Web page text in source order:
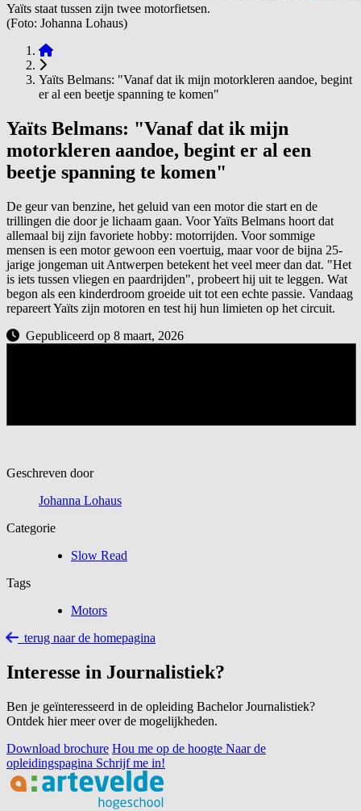
Yaïts staat tussen zijn twee motorfietsen.
(Foto: Johanna Lohaus)
Yaïts Belmans: "Vanaf dat ik mijn motorkleren aandoe, begint
er al een beetje spanning te komen"
Yaïts Belmans: "Vanaf dat ik mijn
motorkleren aandoe, begint er al een
beetje spanning te komen"
De geur van benzine, het geluid van een motor die start en de
trillingen die door je lichaam gaan. Voor Yaïts Belmans hoort dat
allemaal bij zijn favoriete hobby: motorrijden. Voor sommige
mensen is een motor gewoon een voertuig, maar voor de bijna 25-
jarige jongeman uit Antwerpen betekent het veel meer dan dat. "Het
is iets tussen vliegen en paardrijden", probeert hij uit te leggen. Wat
begon als een kinderdroom groeide uit tot een echte passie. Vandaag
repareert Yaïts zijn motoren en test hij hun limieten op het circuit.
Gepubliceerd op 8 maart, 2026
Geschreven door
Johanna Lohaus
Categorie
Slow Read
Tags
Motors
terug naar de homepagina
Interesse in Journalistiek?
Ben je geïnteresseerd in de opleiding Bachelor Journalistiek?
Ontdek hier meer over de mogelijkheden.
Download brochure Hou me op de hoogte Naar de
opleidingspagina Schrijf me in!
Footer